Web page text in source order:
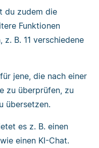
du zudem die
Funktionen
B. 11 verschiedene
jene, die nach einer
zu überprüfen, zu
übersetzen.
es z. B. einen
einen KI-Chat.